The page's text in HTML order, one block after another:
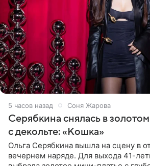
5 часов назад Соня Жарова
Серябкина снялась в
с декольте: «Кошка»
Ольга Серябкина вышла на сцену в
вечернем наряде. Для выхода 41-